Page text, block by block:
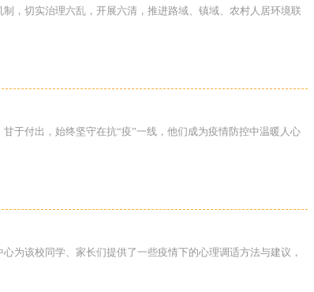
，切实治理六乱，开展六清，推进路域、镇域、农村人居环境联
于付出，始终坚守在抗“疫”一线，他们成为疫情防控中温暖人心
为该校同学、家长们提供了一些疫情下的心理调适方法与建议，